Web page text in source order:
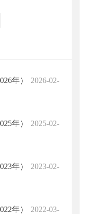
年）
2026-02-
年）
2025-02-
年）
2023-02-
年）
2022-03-